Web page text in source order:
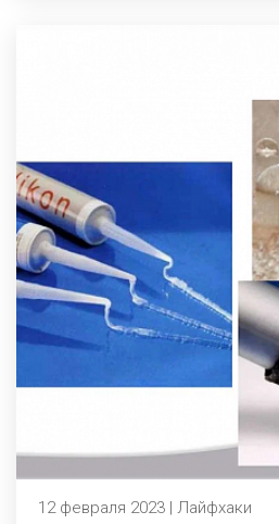
12 февраля 2023 | Лайфхаки